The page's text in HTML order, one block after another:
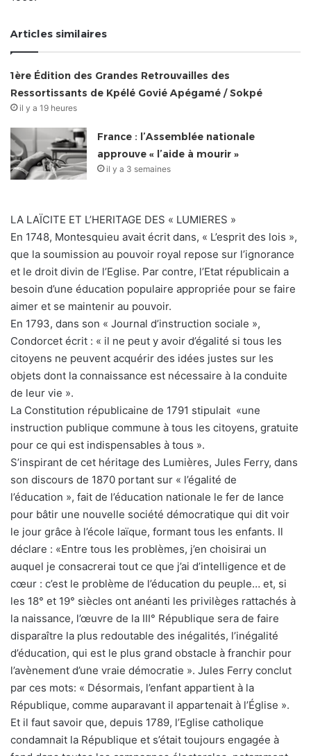
Articles similaires
1ère Édition des Grandes Retrouvailles des
Ressortissants de Kpélé Govié Apégamé / Sokpé
il y a 19 heures
France : l’Assemblée nationale
approuve « l’aide à mourir »
il y a 3 semaines
LA LAÏCITE ET L’HERITAGE DES « LUMIERES »
En 1748, Montesquieu avait écrit dans, « L’esprit des lois »,
que la soumission au pouvoir royal repose sur l’ignorance
et le droit divin de l’Eglise. Par contre, l’Etat républicain a
besoin d’une éducation populaire appropriée pour se faire
aimer et se maintenir au pouvoir.
En 1793, dans son « Journal d’instruction sociale »,
Condorcet écrit : « il ne peut y avoir d’égalité si tous les
citoyens ne peuvent acquérir des idées justes sur les
objets dont la connaissance est nécessaire à la conduite
de leur vie ».
La Constitution républicaine de 1791 stipulait «une
instruction publique commune à tous les citoyens, gratuite
pour ce qui est indispensables à tous ».
S’inspirant de cet héritage des Lumières, Jules Ferry, dans
son discours de 1870 portant sur « l’égalité de
l’éducation », fait de l’éducation nationale le fer de lance
pour bâtir une nouvelle société démocratique qui dit voir
le jour grâce à l’école laïque, formant tous les enfants. Il
déclare : «Entre tous les problèmes, j’en choisirai un
auquel je consacrerai tout ce que j’ai d’intelligence et de
cœur : c’est le problème de l’éducation du peuple… et, si
les 18° et 19° siècles ont anéanti les privilèges rattachés à
la naissance, l’œuvre de la III° République sera de faire
disparaître la plus redoutable des inégalités, l’inégalité
d’éducation, qui est le plus grand obstacle à franchir pour
l’avènement d’une vraie démocratie ». Jules Ferry conclut
par ces mots: « Désormais, l’enfant appartient à la
République, comme auparavant il appartenait à l’Église ».
Et il faut savoir que, depuis 1789, l’Eglise catholique
condamnait la République et s’était toujours engagée à